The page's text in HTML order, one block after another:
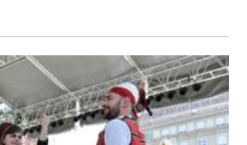
Ostali sportovi
Navijači
Showtime